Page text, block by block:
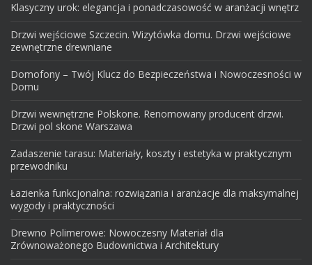
Klasyczny urok: elegancja i ponadczasowość w aranżacji wnętrz
Drzwi wejściowe Szczecin. Wizytówka domu. Drzwi wejściowe
zewnętrzne drewniane
Domofony – Twój Klucz do Bezpieczeństwa i Nowoczesności w
Domu
Drzwi wewnętrzne Polskone. Renomowany producent drzwi.
Drzwi pol skone Warszawa
Zadaszenie tarasu: Materiały, koszty i estetyka w praktycznym
przewodniku
Łazienka funkcjonalna: rozwiązania i aranżacje dla maksymalnej
wygody i praktyczności
Drewno Polimerowe: Nowoczesny Materiał dla
Zrównoważonego Budownictwa i Architektury